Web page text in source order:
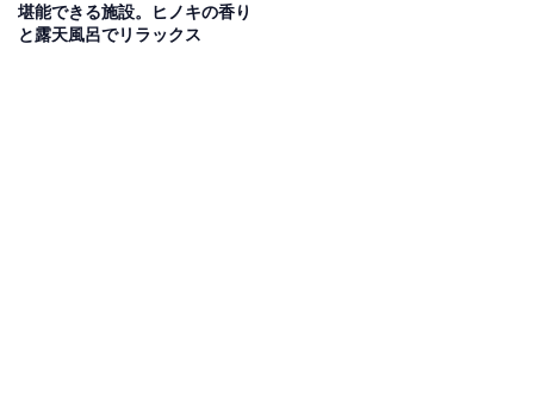
オル等のアメニティも販売しているため手ぶらでも安心
して利用できます。
堪能できる施設。ヒノキの香り
と露天風呂でリラックス